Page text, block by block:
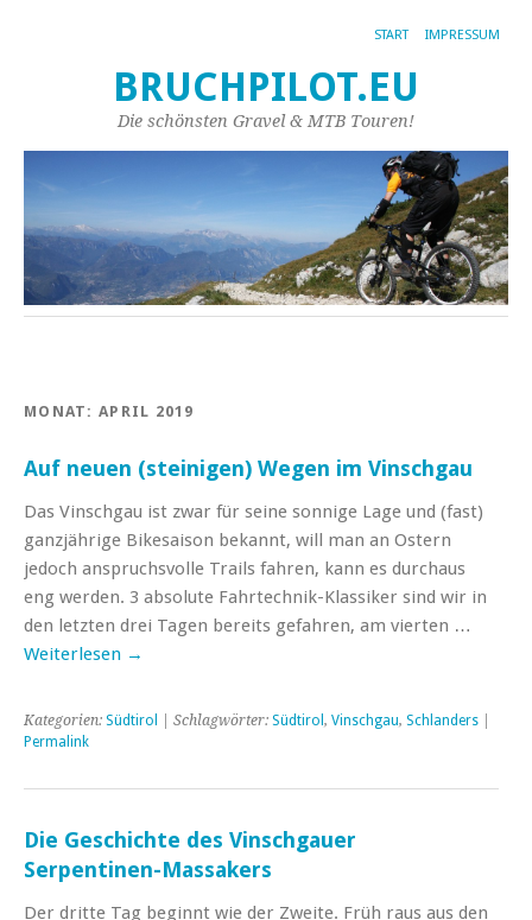
START IMPRESSUM
BRUCHPILOT.EU
Die schönsten Gravel & MTB Touren!
MONAT: APRIL 2019
Auf neuen (steinigen) Wegen im Vinschgau
Das Vinschgau ist zwar für seine sonnige Lage und (fast)
ganzjährige Bikesaison bekannt, will man an Ostern
jedoch anspruchsvolle Trails fahren, kann es durchaus
eng werden. 3 absolute Fahrtechnik-Klassiker sind wir in
den letzten drei Tagen bereits gefahren, am vierten …
Weiterlesen →
Kategorien: Südtirol | Schlagwörter: Südtirol , Vinschgau, Schlanders
Permalink
Die Geschichte des Vinschgauer
Serpentinen-Massakers
Der dritte Tag beginnt wie der Zweite. Früh raus aus den